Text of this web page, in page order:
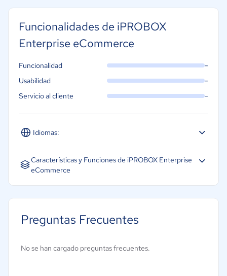
Funcionalidades de iPROBOX
Enterprise eCommerce
Idiomas:
Español Inglés Portugués
Funcionalidad -
Usabilidad -
Servicio al cliente -
Características y Funciones de iPROBOX Enterprise
eCommerce
Gestión de ingresos
Preguntas Frecuentes
No se han cargado preguntas frecuentes.